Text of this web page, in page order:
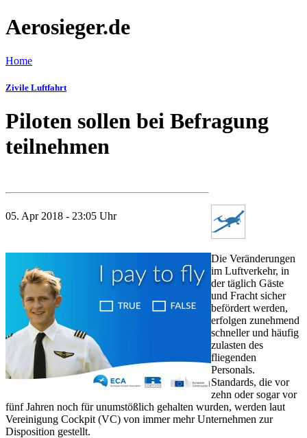
Aerosieger.de
Home
Zivile Luftfahrt
Piloten sollen bei Befragung
teilnehmen
05. Apr 2018 - 23:05 Uhr
Die Veränderungen
im Luftverkehr, in
der täglich Gäste
und Fracht sicher
befördert werden,
erfolgen zunehmend
schneller und häufig
zulasten des
fliegenden
Personals.
Standards, die vor
zehn oder sogar vor
fünf Jahren noch für unumstößlich gehalten wurden, werden laut
Vereinigung Cockpit (VC) von immer mehr Unternehmen zur
Disposition gestellt.